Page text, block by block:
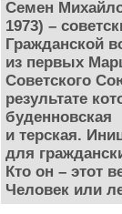
Семен
1973) –
Гражданской
из первых
Советского
результате
буденновская
и терская.
для
Кто он – этот
Человек или